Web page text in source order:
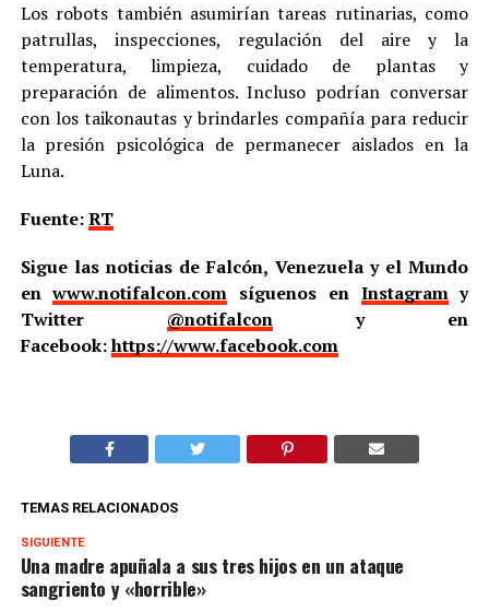
Los robots también asumirían tareas rutinarias, como
patrullas, inspecciones, regulación del aire y la
temperatura, limpieza, cuidado de plantas y
preparación de alimentos. Incluso podrían conversar
con los taikonautas y brindarles compañía para reducir
la presión psicológica de permanecer aislados en la
Luna.
Fuente:RT
Sigue las noticias de Falcón, Venezuela y el Mundo
enwww.notifalcon.com síguenos en Instagramy
Twitter @notifalcony en
Facebook:https://www.facebook.com
TEMAS RELACIONADOS
SIGUIENTE
Una madre apuñala a sus tres hijos en un ataque
sangriento y «horrible»